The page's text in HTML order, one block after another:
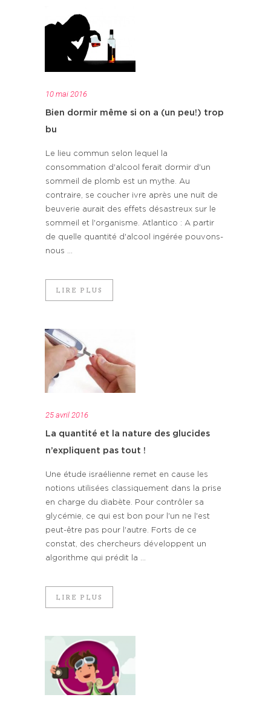
10 mai 2016
Bien dormir même si on a (un peu!) trop
bu
Le lieu commun selon lequel la
consommation d'alcool ferait dormir d'un
sommeil de plomb est un mythe. Au
contraire, se coucher ivre après une nuit de
beuverie aurait des effets désastreux sur le
sommeil et l'organisme. Atlantico : A partir
de quelle quantité d'alcool ingérée pouvons-
nous ...
LIRE PLUS
25 avril 2016
La quantité et la nature des glucides
n’expliquent pas tout !
Une étude israélienne remet en cause les
notions utilisées classiquement dans la prise
en charge du diabète. Pour contrôler sa
glycémie, ce qui est bon pour l'un ne l'est
peut-être pas pour l'autre. Forts de ce
constat, des chercheurs développent un
algorithme qui prédit la ...
LIRE PLUS